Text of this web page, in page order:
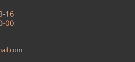
16
00